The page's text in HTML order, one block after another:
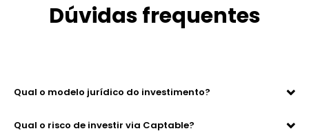
Dúvidas frequentes
Qual o modelo jurídico do investimento?
Qual o risco de investir via Captable?